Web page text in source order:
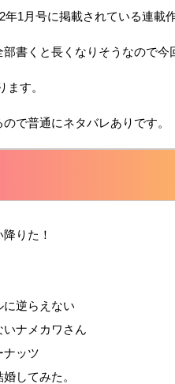
年1月号に掲載されている連載
書くと長くなりそうなので今
ます。
で普通にネタバレありです。
りた！
に逆らえない
ナメカワさん
ナッツ
してみた。